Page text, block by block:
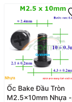
Ốc Bake Đầu Tròn
M2.5x10mm Nhựa -